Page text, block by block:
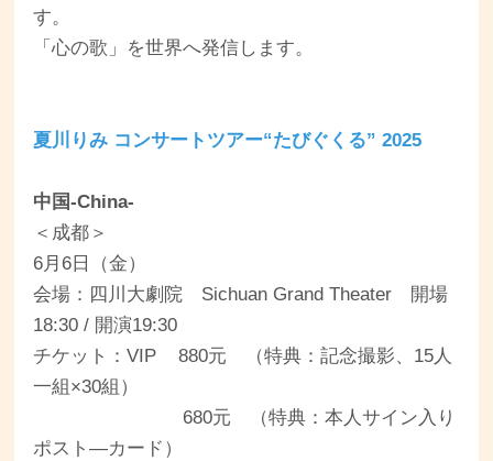
す。
「心の歌」を世界へ発信します。
夏川りみ コンサートツアー“たびぐくる” 2025
中国-China-
＜成都＞
6月6日（金）
会場：四川大劇院 Sichuan Grand Theater 開場
18:30 / 開演19:30
チケット：VIP 880元 （特典：記念撮影、15人
一組×30組）
680元 （特典：本人サイン入り
ポスト―カード）